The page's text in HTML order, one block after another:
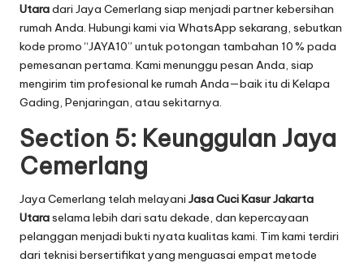
Utaradari Jaya Cemerlang siap menjadi partner kebersihan
rumah Anda. Hubungi kami via WhatsApp sekarang, sebutkan
kode promo “JAYA10” untuk potongan tambahan 10 % pada
pemesanan pertama. Kami menunggu pesan Anda, siap
mengirim tim profesional ke rumah Anda—baik itu di Kelapa
Gading, Penjaringan, atau sekitarnya.
Section 5: Keunggulan Jaya
Cemerlang
Jaya Cemerlang telah melayani Jasa Cuci Kasur Jakarta
Utaraselama lebih dari satu dekade, dan kepercayaan
pelanggan menjadi bukti nyata kualitas kami. Tim kami terdiri
dari teknisi bersertifikat yang menguasai empat metode